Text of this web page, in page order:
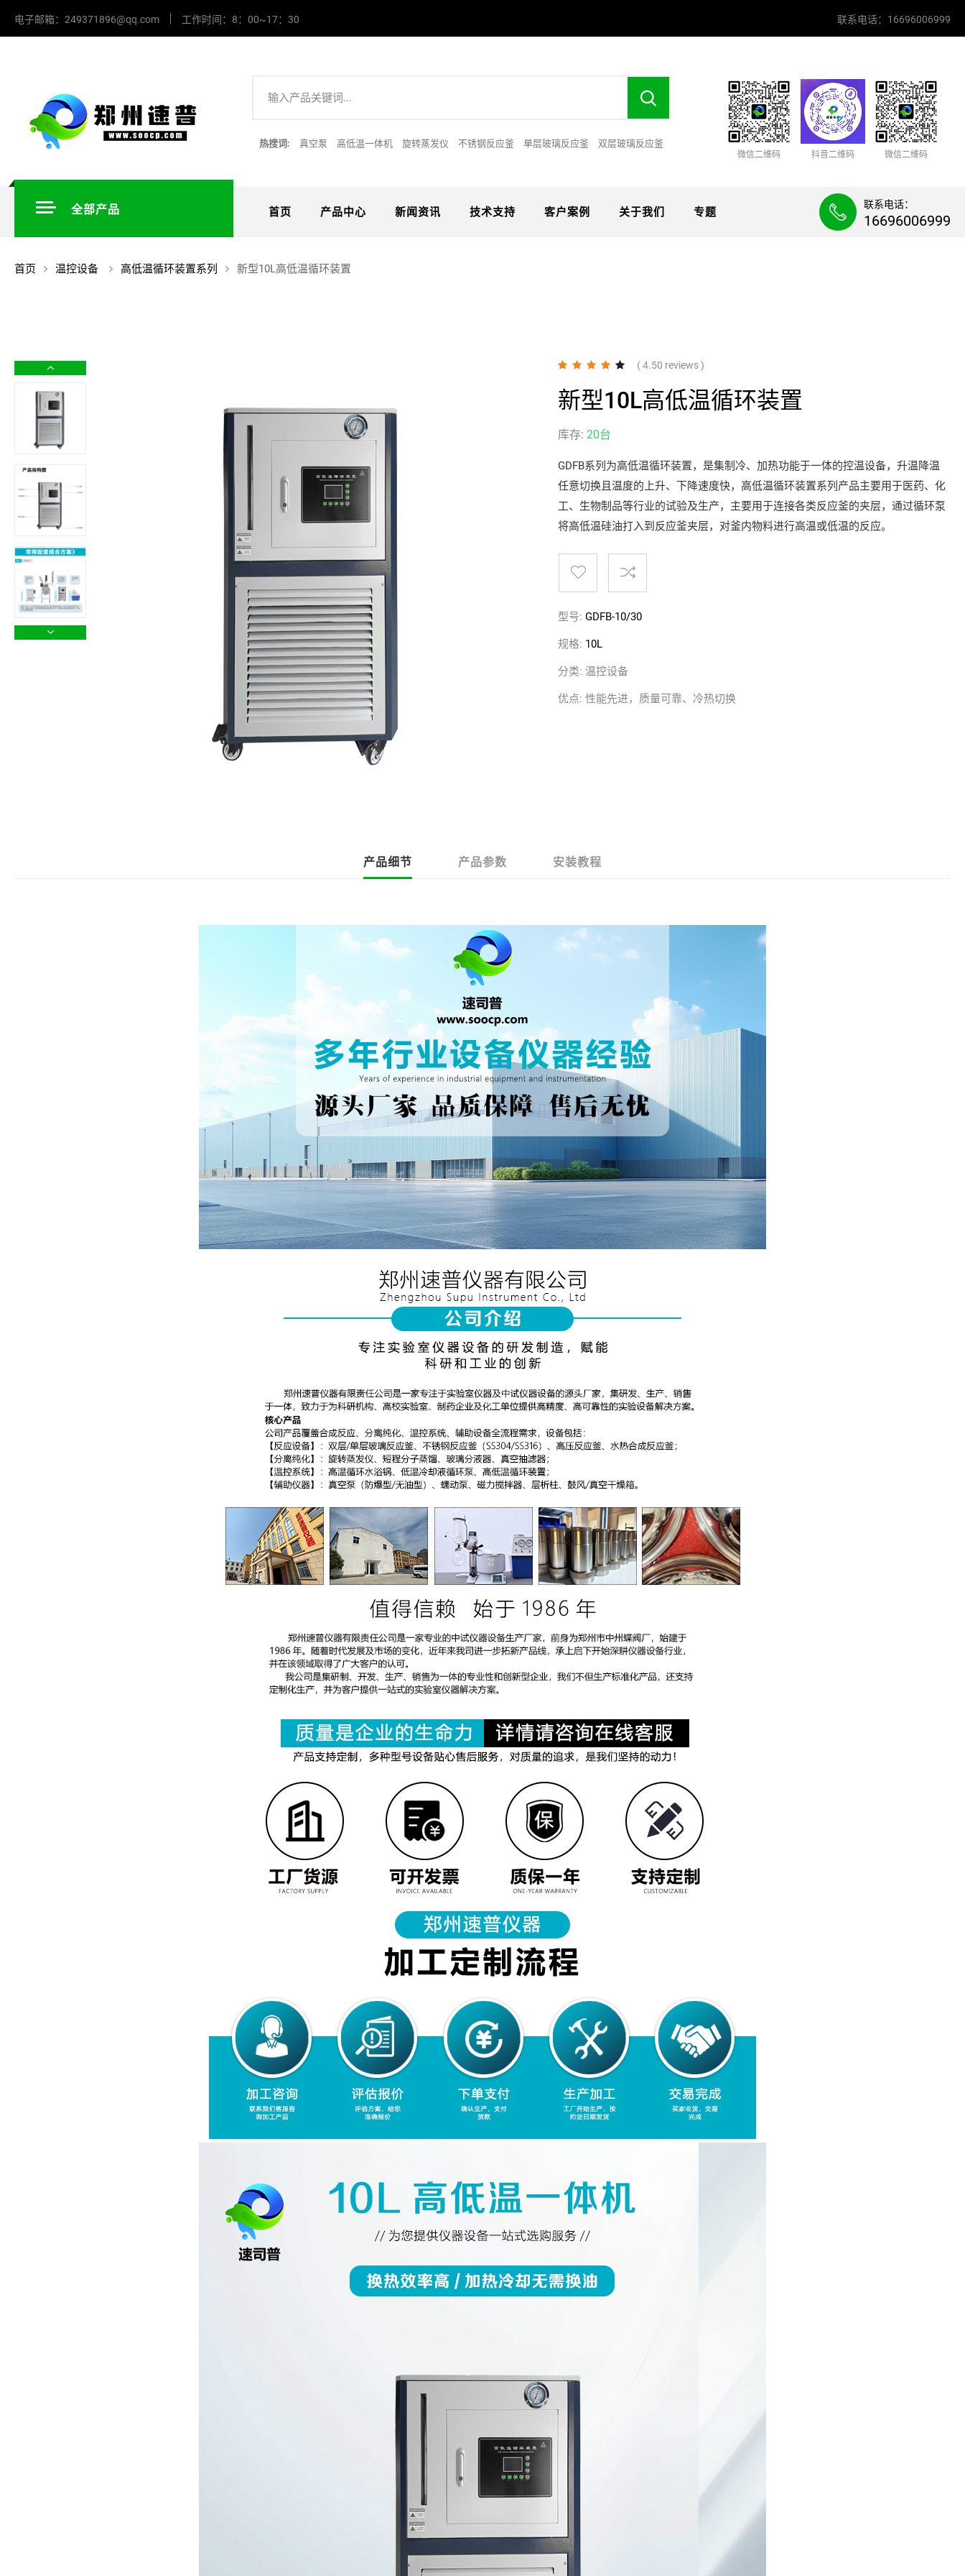
电子邮箱：249371896@qq.com 工作时间：8：00~17：30 联系电话：16696006999
热搜词: 真空泵 高低温一体机 旋转蒸发仪 不锈钢反应釜 单层玻璃反应釜 双层玻璃反应釜
微信二维码 抖音二维码 微信二维码
全部产品 首页 产品中心 新闻资讯 技术支持 客户案例 关于我们 专题
联系电话：
16696006999
首页 温控设备 高低温循环装置系列 新型10L高低温循环装置
( 4.50 reviews )
新型10L高低温循环装置
库存:20台
GDFB系列为高低温循环装置，是集制冷、加热功能于一体的控温设备，升温降温
任意切换且温度的上升、下降速度快，高低温循环装置系列产品主要用于医药、化
工、生物制品等行业的试验及生产，主要用于连接各类反应釜的夹层，通过循环泵
将高低温硅油打入到反应釜夹层，对釜内物料进行高温或低温的反应。
型号:GDFB-10/30
规格: 10L
分类:温控设备
优点:性能先进，质量可靠、冷热切换
产品细节 产品参数 安装教程